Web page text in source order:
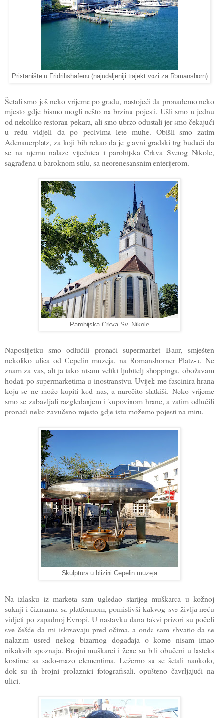
Pristanište u Fridrihshafenu (najudaljeniji trajekt vozi za Romanshorn)
Šetali smo još neko vrijeme po gradu, nastojeći da pronađemo neko
mjesto gdje bismo mogli nešto na brzinu pojesti. Ušli smo u jednu
od nekoliko restoran-pekara, ali smo ubrzo odustali jer smo čekajući
u redu vidjeli da po pecivima lete muhe. Obišli smo zatim
Adenauerplatz, za koji bih rekao da je glavni gradski trg budući da
se na njemu nalaze vijećnica i parohijska Crkva Svetog Nikole,
sagrađena u baroknom stilu, sa neorenesansnim enterijerom.
Parohijska Crkva Sv. Nikole
Naposlijetku smo odlučili pronaći supermarket Baur, smješten
nekoliko ulica od Cepelin muzeja, na Romanshorner Platz-u. Ne
znam za vas, ali ja iako nisam veliki ljubitelj shoppinga, obožavam
hodati po supermarketima u inostranstvu. Uvijek me fascinira hrana
koja se ne može kupiti kod nas, a naročito slatkiši. Neko vrijeme
smo se zabavljali razgledanjem i kupovinom hrane, a zatim odlučili
pronaći neko zavučeno mjesto gdje istu možemo pojesti na miru.
Skulptura u blizini Cepelin muzeja
Na izlasku iz marketa sam ugledao starijeg muškarca u kožnoj
suknji i čizmama sa platformom, pomislivši kakvog sve življa neću
vidjeti po zapadnoj Evropi. U nastavku dana takvi prizori su počeli
sve češće da mi iskrsavaju pred očima, a onda sam shvatio da se
nalazim usred nekog bizarnog događaja o kome nisam imao
nikakvih spoznaja. Brojni muškarci i žene su bili obučeni u lasteks
kostime sa sado-mazo elementima. Ležerno su se šetali naokolo,
dok su ih brojni prolaznici fotografisali, opušteno čavrljajući na
ulici.